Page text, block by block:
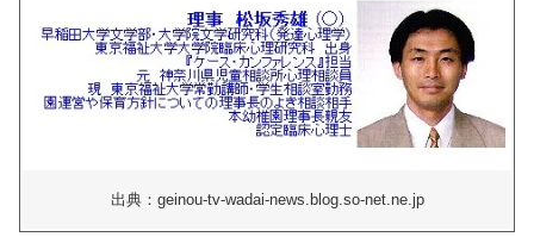
出典：geinou-tv-wadai-news.blog.so-net.ne.jp